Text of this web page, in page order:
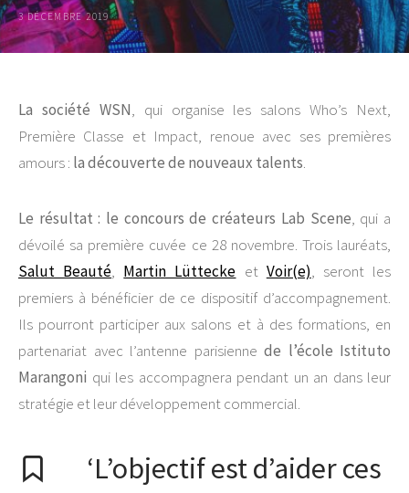
3 DÉCEMBRE 2019
La société WSN, qui organise les salons Who’s Next,
Première Classe et Impact, renoue avec ses premières
amours : la découverte de nouveaux talents.
Le résultat : le concours de créateurs Lab Scene, qui a
dévoilé sa première cuvée ce 28 novembre. Trois lauréats,
Salut Beauté, Martin Lüttecke et Voir(e), seront les
premiers à bénéficier de ce dispositif d’accompagnement.
Ils pourront participer aux salons et à des formations, en
partenariat avec l’antenne parisienne de l’école Istituto
Marangoni qui les accompagnera pendant un an dans leur
stratégie et leur développement commercial.
‘L’objectif est d’aider ces